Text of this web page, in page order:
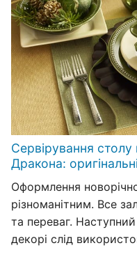
Сервірування
Дракона: оригінальні
Оформлення
різноманітним. Все
та переваг.
декорі слід